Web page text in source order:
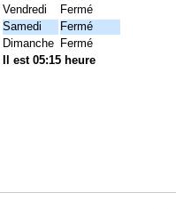
Vendredi
Fermé
Samedi
Fermé
Dimanche
Fermé
Il est 05:15 heure